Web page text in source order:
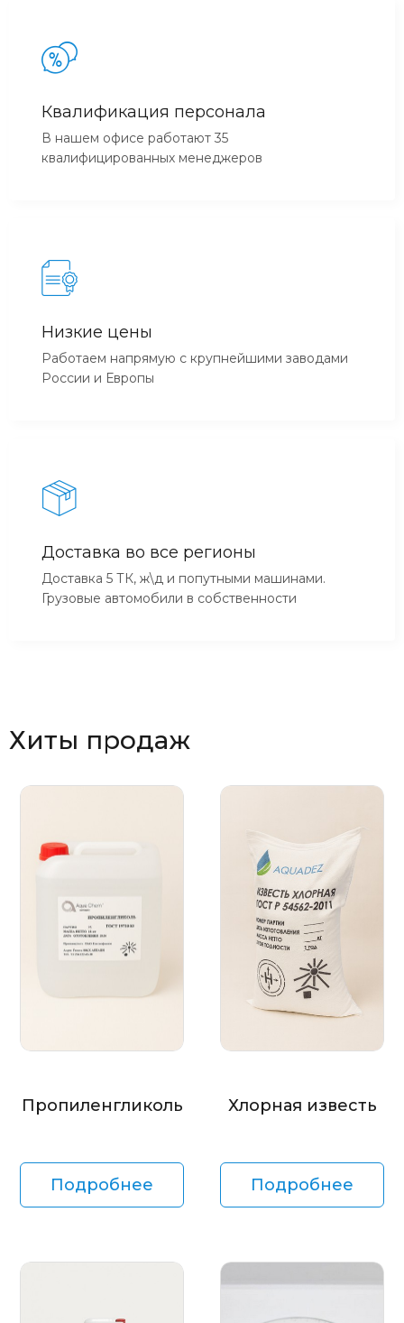
Квалификация персонала
В нашем офисе работают 35
квалифицированных менеджеров
Низкие цены
Работаем напрямую с крупнейшими заводами
России и Европы
Доставка во все регионы
Доставка 5 ТК, ж\д и попутными машинами.
Грузовые автомобили в собственности
Хиты продаж
Пропиленгликоль
Подробнее
Хлорная известь
Подробнее